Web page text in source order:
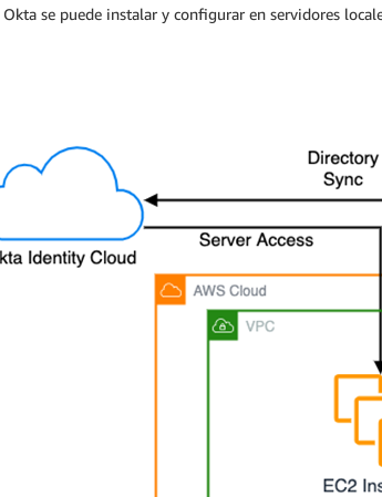
se puede instalar y configurar en servidores